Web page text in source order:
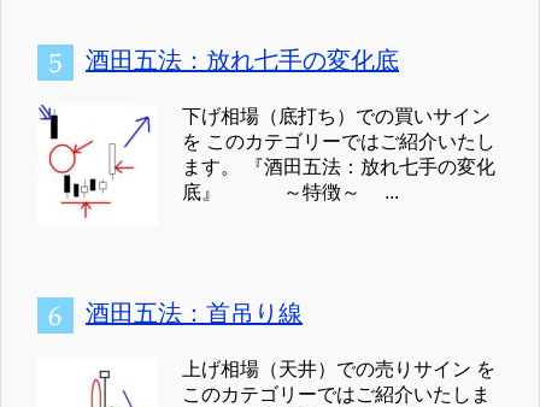
酒田五法：放れ七手の変化底
下げ相場（底打ち）での買いサイン
を このカテゴリーではご紹介いたし
ます。 『酒田五法：放れ七手の変化
底』 ～特徴～ ...
酒田五法：首吊り線
上げ相場（天井）での売りサイン を
このカテゴリーではご紹介いたしま